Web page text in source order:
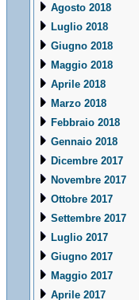
Agosto 2018
Luglio 2018
Giugno 2018
Maggio 2018
Aprile 2018
Marzo 2018
Febbraio 2018
Gennaio 2018
Dicembre 2017
Novembre 2017
Ottobre 2017
Settembre 2017
Luglio 2017
Giugno 2017
Maggio 2017
Aprile 2017